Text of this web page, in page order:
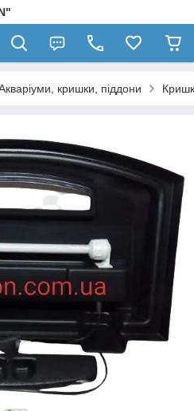
кришки, піддони